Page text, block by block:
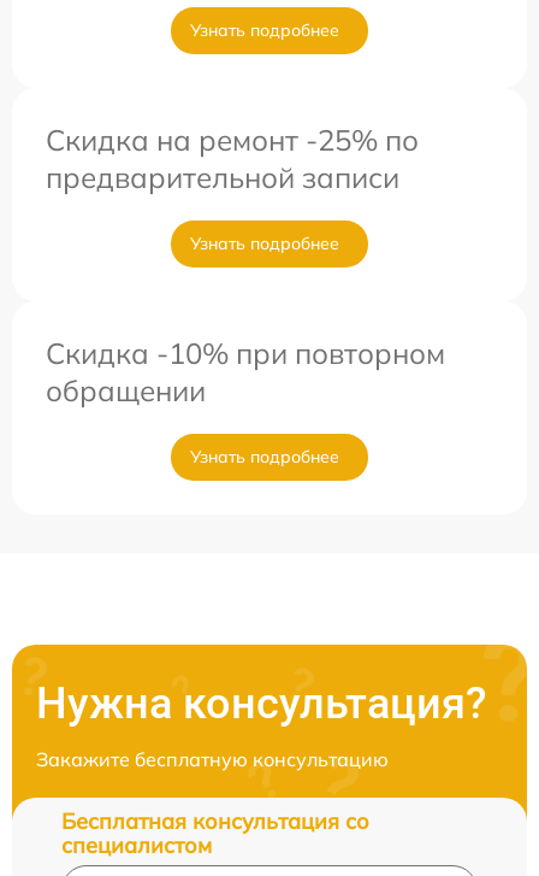
Узнать подробнее
Скидка на ремонт -25% по
предварительной записи
Узнать подробнее
Скидка -10% при повторном
обращении
Узнать подробнее
Нужна консультация?
Закажите бесплатную консультацию
Бесплатная консультация со
специалистом